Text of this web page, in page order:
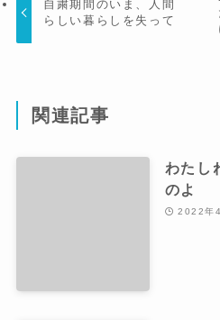
自粛期間のいま、人間
らしい暮らしを失って
関連記事
わたし
のよ
2022年